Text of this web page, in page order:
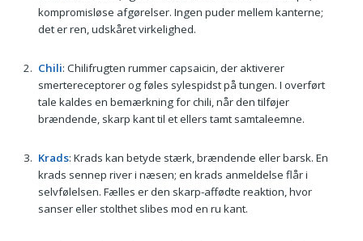
kompromisløse afgørelser. Ingen puder mellem kanterne;
det er ren, udskåret virkelighed.
Chili: Chilifrugten rummer capsaicin, der aktiverer
smertereceptorer og føles sylespidst på tungen. I overført
tale kaldes en bemærkning for chili, når den tilføjer
brændende, skarp kant til et ellers tamt samtaleemne.
Krads: Krads kan betyde stærk, brændende eller barsk. En
krads sennep river i næsen; en krads anmeldelse flår i
selvfølelsen. Fælles er den skarp-affødte reaktion, hvor
sanser eller stolthet slibes mod en ru kant.